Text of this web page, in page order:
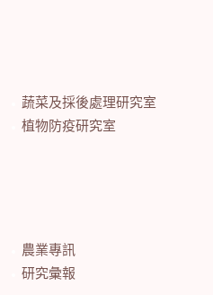
蔬菜及採後處理研究室
植物防疫研究室
農業專訊
研究彙報